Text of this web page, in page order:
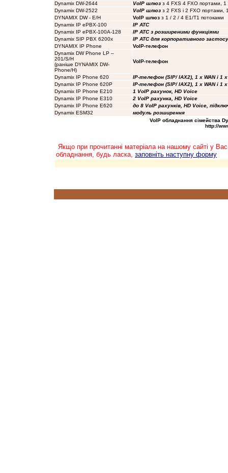
Dynamix DW-2644
VoIP шлюз з 4 FXS 4 FXO портами, 1
Dynamix DW-2522
VoIP шлюз з 2 FXS і 2 FXO портами,
DYNAMIX DW - E/H
VoIP шлюз з 1 / 2 / 4 E1/T1 потоками
Dynamix IP ePBX-100
IP ATC
Dynamix IP ePBX-100A-128
IP ATC з розширеними функціями
Dynamix SIP PBX 6200x
IP ATC для корпоративного
DYNAMIX IP Phone
VoIP-телефон
Dynamix DW Phone LP –
201/S/H
(раніше DYNAMIX DW-
Phone/H)
VoIP-телефон
Dynamix IP Phone 620
IP-телефон (SIP/ IAX2), 1 x WAN і 1 x
Dynamix IP Phone 620P
IP-телефон (SIP/ IAX2), 1 x WAN і 1 x
Dynamix IP Phone E210
1 VoIP рахунок, HD Voice
Dynamix IP Phone E310
2 VoIP рахунка, HD Voice
Dynamix IP Phone E620
до 8 VoIP рахунків, HD Voice,
Dynamix ESM32
модуль розширення
VoIP обладнання сімейства
http://
Якщо при прочитанні матеріала на нашому сайті у
обладнання, будь ласка, заповніть наступну форму